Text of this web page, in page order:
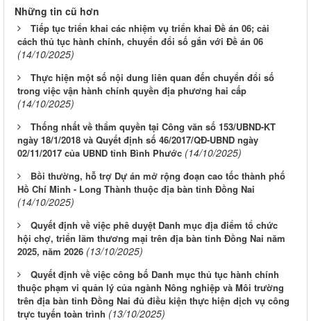
Những tin cũ hơn
Tiếp tục triển khai các nhiệm vụ triển khai Đề án 06; cải
cách thủ tục hành chính, chuyển đổi số gắn với Đề án 06
(14/10/2025)
Thực hiện một số nội dung liên quan đến chuyển đổi số
trong việc vận hành chính quyền địa phương hai cấp
(14/10/2025)
Thống nhất về thẩm quyền tại Công văn số 153/UBND-KT
ngày 18/1/2018 và Quyết định số 46/2017/QĐ-UBND ngày
02/11/2017 của UBND tỉnh Bình Phước (14/10/2025)
Bồi thường, hỗ trợ Dự án mở rộng đoạn cao tốc thành phố
Hồ Chí Minh - Long Thành thuộc địa bàn tỉnh Đồng Nai
(14/10/2025)
Quyết định về việc phê duyệt Danh mục địa điểm tổ chức
hội chợ, triển lãm thương mại trên địa bàn tỉnh Đồng Nai năm
2025, năm 2026 (13/10/2025)
Quyết định về việc công bố Danh mục thủ tục hành chính
thuộc phạm vi quản lý của ngành Nông nghiệp và Môi trường
trên địa bàn tỉnh Đồng Nai đủ điều kiện thực hiện dịch vụ công
trực tuyến toàn trình (13/10/2025)